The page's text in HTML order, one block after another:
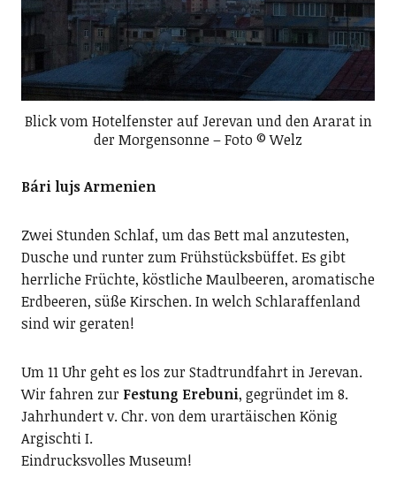
Blick vom Hotelfenster auf Jerevan und den Ararat in
der Morgensonne – Foto © Welz
Bári lujs Armenien
Zwei Stunden Schlaf, um das Bett mal anzutesten,
Dusche und runter zum Frühstücksbüffet. Es gibt
herrliche Früchte, köstliche Maulbeeren, aromatische
Erdbeeren, süße Kirschen. In welch Schlaraffenland
sind wir geraten!
Um 11 Uhr geht es los zur Stadtrundfahrt in Jerevan.
Wir fahren zur Festung Erebuni, gegründet im 8.
Jahrhundert v. Chr. von dem urartäischen König
Argischti I.
Eindrucksvolles Museum!